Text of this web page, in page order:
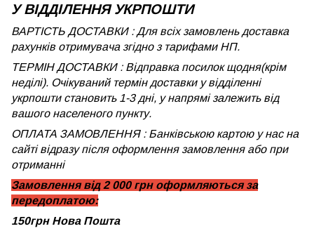
У ВІДДІЛЕННЯ УКРПОШТИ
ВАРТІСТЬ ДОСТАВКИ : Для всіх замовлень доставка
рахунків отримувача згідно з тарифами НП.
ТЕРМІН ДОСТАВКИ : Відправка посилок щодня(крім
неділі). Очікуваний термін доставки у відділенні
укрпошти становить 1-3 дні, у напрямі залежить від
вашого населеного пункту.
ОПЛАТА ЗАМОВЛЕННЯ : Банківською картою у нас на
сайті відразу після оформлення замовлення або при
отриманні
Замовлення від 2 000 грн оформляються за
передоплатою:
150грн Нова Пошта